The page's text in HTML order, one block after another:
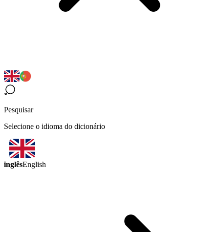
Pesquisar
Selecione o idioma do dicionário
inglêsEnglish